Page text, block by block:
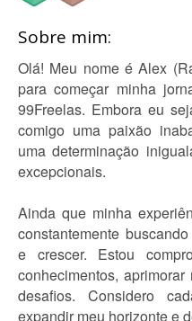
Sobre mim:
Olá! Meu nome é Alex
para começar minha
99Freelas. Embora eu
comigo uma paixão
uma determinação
excepcionais.
Ainda que minha
constantemente
e crescer. Estou
conhecimentos,
desafios. Considero
expandir meu horizonte e